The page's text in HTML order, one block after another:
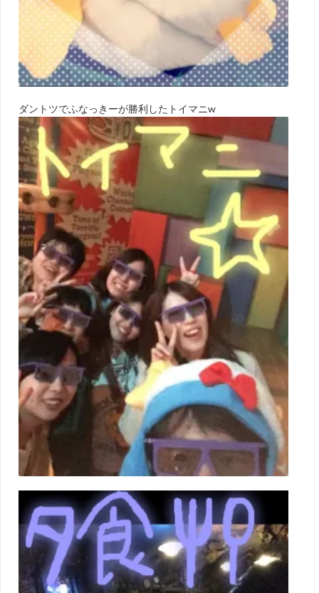
ダントツでふなっきーが勝利したトイマニw